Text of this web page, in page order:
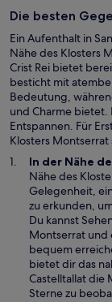
e
F
e
n
s
t
e
r
g
e
ö
f
f
n
e
t
Die besten
Ein Aufenthalt in
Nähe des Klosters
Crist Rei bietet
besticht mit
Bedeutung,
und Charme bietet.
Entspannen. Für
Klosters
In der Nähe
Nähe des
Gelegenheit,
zu erkunden,
Du kannst
Montserrat und
bequem
bietet dir das
Castelltallat die
Sterne zu